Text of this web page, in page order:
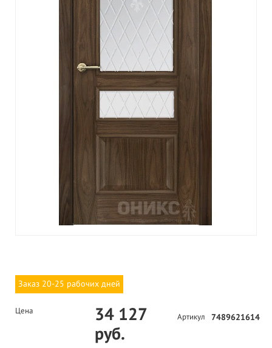
Заказ 20-25 рабочих дней
Цена
34 127
руб.
Артикул 7489621614